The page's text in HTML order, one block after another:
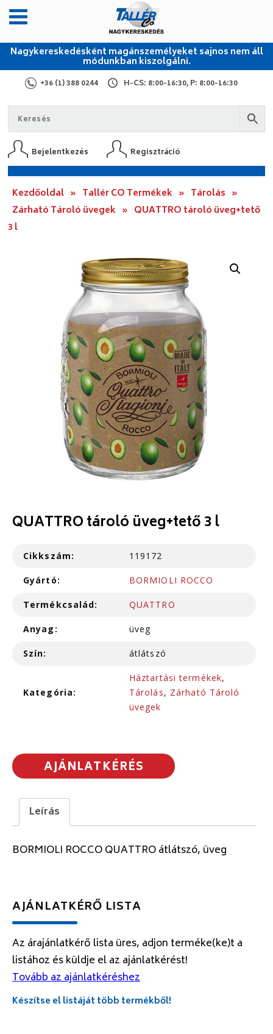
Nagykereskedésként magánszemélyeket sajnos nem áll
módunkban kiszolgálni.
+36 (1) 388 0244 H-CS: 8:00-16:30, P: 8:00-16:30
Bejelentkezés Regisztráció
Kezdőoldal » Tallér CO Termékek » Tárolás »
Zárható Tároló üvegek » QUATTRO tároló üveg+tető
3 l
QUATTRO tároló üveg+tető 3 l
Cikkszám: 119172
Gyártó: BORMIOLI ROCCO
Termékcsalád: QUATTRO
Anyag: üveg
Szín: átlátszó
Kategória:
Háztartási termékek,
Tárolás, Zárható Tároló
üvegek
AJÁNLATKÉRÉS
Leírás
BORMIOLI ROCCO QUATTRO átlátszó, üveg
AJÁNLATKÉRŐ LISTA
Az árajánlatkérő lista üres, adjon terméke(ke)t a
listához és küldje el az ajánlatkérést!
Tovább az ajánlatkéréshez
Készítse el listáját több termékből!